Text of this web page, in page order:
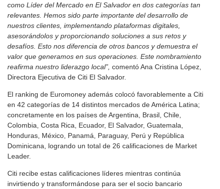
como Líder del Mercado en El Salvador en dos categorías tan
relevantes. Hemos sido parte importante del desarrollo de
nuestros clientes, implementando plataformas digitales,
asesorándolos y proporcionando soluciones a sus retos y
desafíos. Esto nos diferencia de otros bancos y demuestra el
valor que generamos en sus operaciones. Este nombramiento
reafirma nuestro liderazgo local”, comentó Ana Cristina López,
Directora Ejecutiva de Citi El Salvador.
El ranking de Euromoney además colocó favorablemente a Citi
en 42 categorías de 14 distintos mercados de América Latina;
concretamente en los países de Argentina, Brasil, Chile,
Colombia, Costa Rica, Ecuador, El Salvador, Guatemala,
Honduras, México, Panamá, Paraguay, Perú y República
Dominicana, logrando un total de 26 calificaciones de Market
Leader.
Citi recibe estas calificaciones líderes mientras continúa
invirtiendo y transformándose para ser el socio bancario